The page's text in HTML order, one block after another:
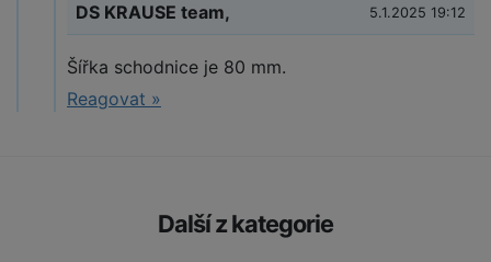
DS KRAUSE team, 5.1.2025 19:12
Šířka schodnice je 80 mm.
Reagovat »
Další z kategorie